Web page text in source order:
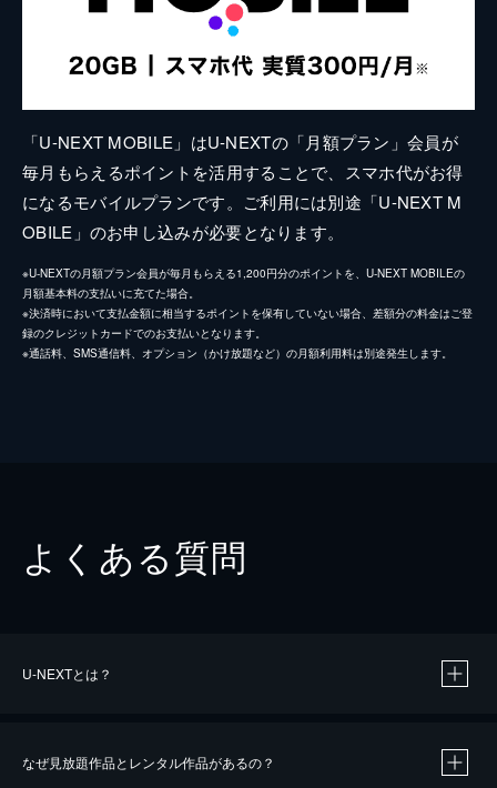
「U-NEXT MOBILE」はU-NEXTの「月額プラン」会員が
毎月もらえるポイントを活用することで、スマホ代がお得
になるモバイルプランです。ご利用には別途「U-NEXT M
OBILE」のお申し込みが必要となります。
※U-NEXTの月額プラン会員が毎月もらえる1,200円分のポイントを、U-NEXT MOBILEの
月額基本料の支払いに充てた場合。
※決済時において支払金額に相当するポイントを保有していない場合、差額分の料金はご登
録のクレジットカードでのお支払いとなります。
※通話料、SMS通信料、オプション（かけ放題など）の月額利用料は別途発生します。
よくある質問
U-NEXTとは？
なぜ見放題作品とレンタル作品があるの？